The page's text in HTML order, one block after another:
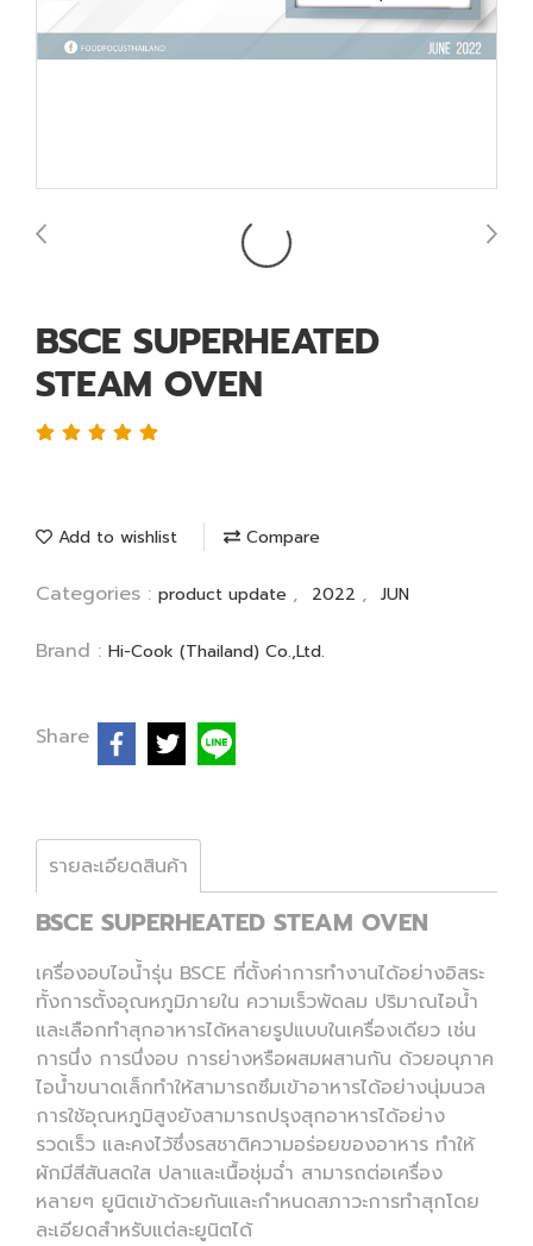
BSCE SUPERHEATED
STEAM OVEN
Add to wishlist Compare
Categories : product update , 2022 , JUN
Brand : Hi-Cook (Thailand) Co.,Ltd.
Share
รายละเอียดสินค้า
BSCE SUPERHEATED STEAM OVEN
เครื่องอบไอน้ำรุ่น BSCE ที่ตั้งค่าการทำงานได้อย่างอิสระ
ทั้งการตั้งอุณหภูมิภายใน ความเร็วพัดลม ปริมาณไอน้ำ
และเลือกทำสุกอาหารได้หลายรูปแบบในเครื่องเดียว เช่น
การนึ่ง การนึ่งอบ การย่างหรือผสมผสานกัน ด้วยอนุภาค
ไอน้ำขนาดเล็กทำให้สามารถซึมเข้าอาหารได้อย่างนุ่มนวล
การใช้อุณหภูมิสูงยังสามารถปรุงสุกอาหารได้อย่าง
รวดเร็ว และคงไว้ซึ่งรสชาติความอร่อยของอาหาร ทำให้
ผักมีสีสันสดใส ปลาและเนื้อชุ่มฉ่ำ สามารถต่อเครื่อง
หลายๆ ยูนิตเข้าด้วยกันและกำหนดสภาวะการทำสุกโดย
ละเอียดสำหรับแต่ละยูนิตได้